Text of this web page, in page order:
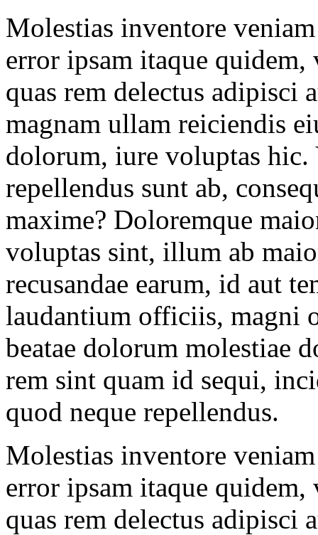
Molestias inventore
error ipsam itaque quidem,
quas rem delectus adipisci
magnam ullam reiciendis
dolorum, iure voluptas
repellendus sunt ab,
maxime? Doloremque
voluptas sint, illum ab
recusandae earum, id aut
laudantium officiis, magni
beatae dolorum molestiae
rem sint quam id sequi,
quod neque repellendus.
Molestias inventore
error ipsam itaque quidem,
quas rem delectus adipisci